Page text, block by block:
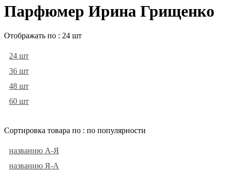
Парфюмер Ирина Грищенко
Отображать по : 24 шт
24 шт
36 шт
48 шт
60 шт
Сортировка товара по : по популярности
названию А-Я
названию Я-А